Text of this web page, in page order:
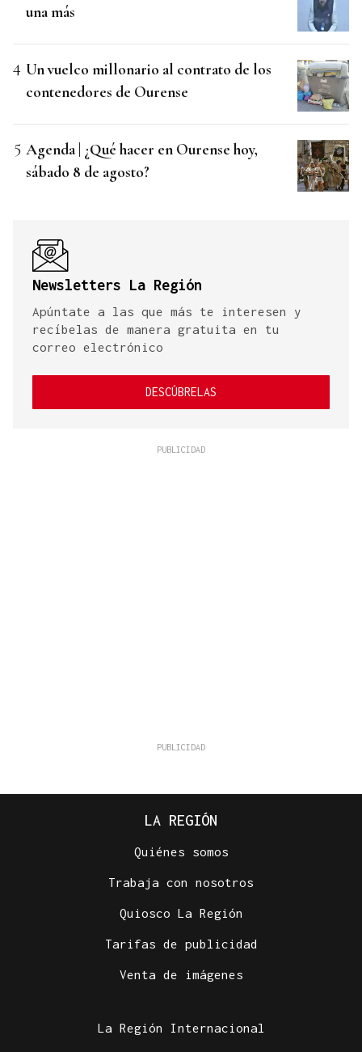
una más
Un vuelco millonario al contrato de los
contenedores de Ourense
Agenda | ¿Qué hacer en Ourense hoy,
sábado 8 de agosto?
Newsletters La Región
Apúntate a las que más te interesen y
recíbelas de manera gratuita en tu
correo electrónico
DESCÚBRELAS
LA REGIÓN
Quiénes somos
Trabaja con nosotros
Quiosco La Región
Tarifas de publicidad
Venta de imágenes
La Región Internacional